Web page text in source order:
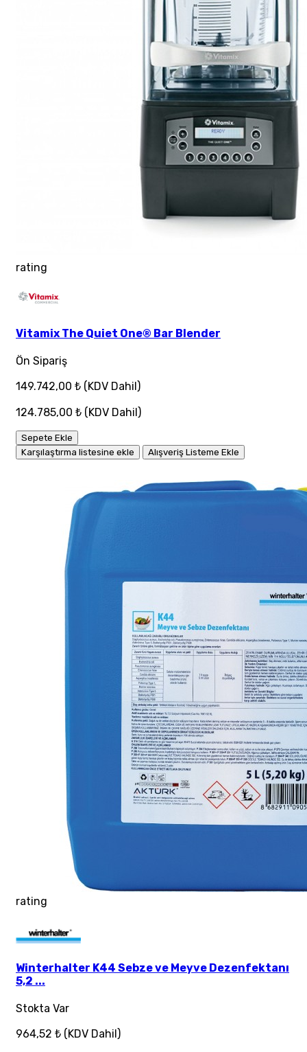
rating
Vitamix The Quiet One® Bar Blender
Ön Sipariş
149.742,00 ₺ (KDV Dahil)
124.785,00 ₺ (KDV Dahil)
Sepete Ekle
Karşılaştırma listesine ekle
Alışveriş Listeme Ekle
rating
Winterhalter K44 Sebze ve Meyve Dezenfektanı
5,2 ...
Stokta Var
964,52 ₺ (KDV Dahil)